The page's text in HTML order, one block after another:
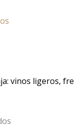
vinos ligeros,